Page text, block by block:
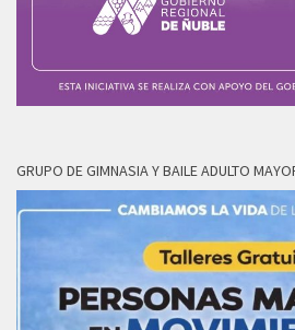
GRUPO DE GIMNASIA Y BAILE ADULTO